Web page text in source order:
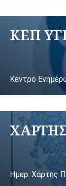
ΚΕΠ
Κέντρο
Ημερ. Χάρτης